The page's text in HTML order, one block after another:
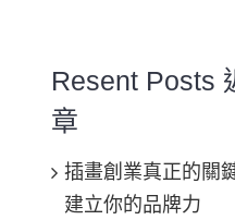
Resent Posts
章
插畫創業真正的關
建立你的品牌力